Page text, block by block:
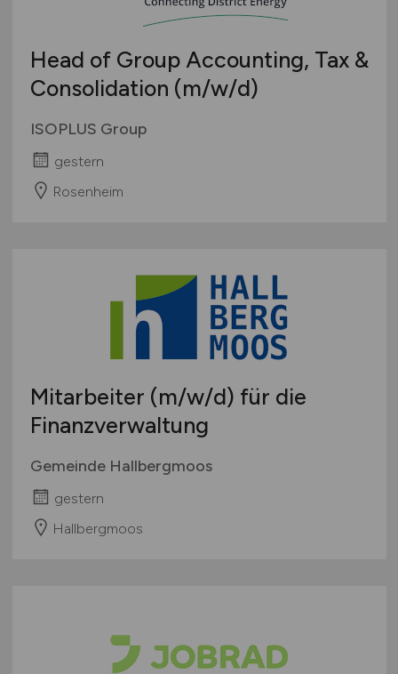
Head of Group Accounting, Tax &
Consolidation (m/w/d)
ISOPLUS Group
gestern
Rosenheim
Mitarbeiter (m/w/d) für die
Finanzverwaltung
Gemeinde Hallbergmoos
gestern
Hallbergmoos